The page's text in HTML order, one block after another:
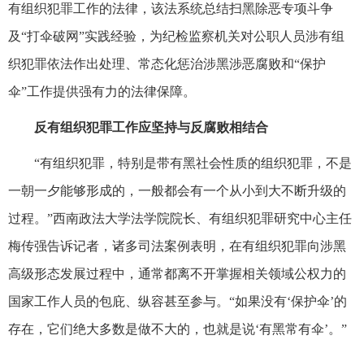
有组织犯罪工作的法律，该法系统总结扫黑除恶专项斗争
及“打伞破网”实践经验，为纪检监察机关对公职人员涉有组
织犯罪依法作出处理、常态化惩治涉黑涉恶腐败和“保护
伞”工作提供强有力的法律保障。
反有组织犯罪工作应坚持与反腐败相结合
“有组织犯罪，特别是带有黑社会性质的组织犯罪，不是
一朝一夕能够形成的，一般都会有一个从小到大不断升级的
过程。”西南政法大学法学院院长、有组织犯罪研究中心主任
梅传强告诉记者，诸多司法案例表明，在有组织犯罪向涉黑
高级形态发展过程中，通常都离不开掌握相关领域公权力的
国家工作人员的包庇、纵容甚至参与。“如果没有‘保护伞’的
存在，它们绝大多数是做不大的，也就是说‘有黑常有伞’。”